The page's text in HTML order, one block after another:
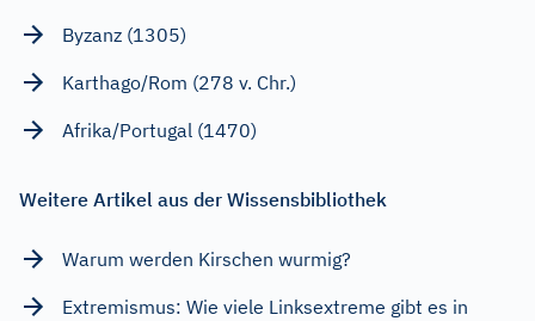
Byzanz (1305)
Karthago/Rom (278 v. Chr.)
Afrika/Portugal (1470)
Weitere Artikel aus der Wissensbibliothek
Warum werden Kirschen wurmig?
Extremismus: Wie viele Linksextreme gibt es in